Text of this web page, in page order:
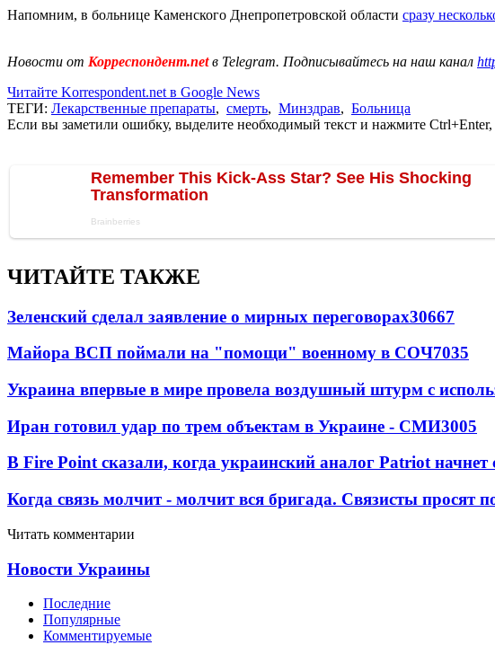
Напомним, в больнице Каменского Днепропетровской области сразу
Новости от Корреспондент.netв Telegram. Подписывайтесь на наш канал
Читайте Korrespondent.net в Google News
ТЕГИ: Лекарственные препараты, смерть, Минздрав, Больница
Если вы заметили ошибку, выделите необходимый текст и нажмите
ЧИТАЙТЕ ТАКЖЕ
Зеленский сделал заявление о мирных переговорах30667
Майора ВСП поймали на "помощи" военному в СОЧ7035
Украина впервые в мире провела воздушный штурм с
Иран готовил удар по трем объектам в Украине - СМИ3005
В Fire Point сказали, когда украинский аналог Patriot начнет
Когда связь молчит - молчит вся бригада. Связисты просят
Читать комментарии
Новости Украины
Последние
Популярные
Комментируемые